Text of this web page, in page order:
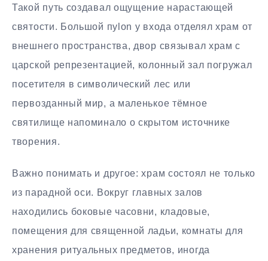
Такой путь создавал ощущение нарастающей
святости. Большой пylon у входа отделял храм от
внешнего пространства, двор связывал храм с
царской репрезентацией, колонный зал погружал
посетителя в символический лес или
первозданный мир, а маленькое тёмное
святилище напоминало о скрытом источнике
творения.
Важно понимать и другое: храм состоял не только
из парадной оси. Вокруг главных залов
находились боковые часовни, кладовые,
помещения для священной ладьи, комнаты для
хранения ритуальных предметов, иногда